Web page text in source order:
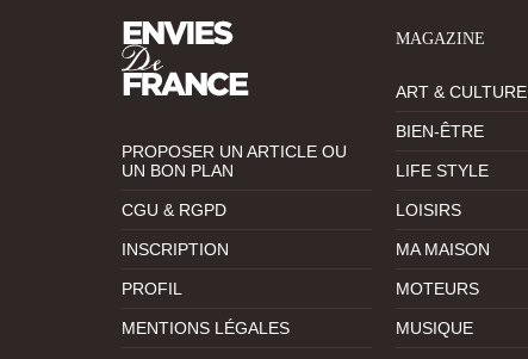
PROPOSER UN ARTICLE OU
UN BON PLAN
CGU & RGPD
INSCRIPTION
PROFIL
MENTIONS LÉGALES
MAGAZINE
ART & CULTURE
BIEN-ÊTRE
LIFE STYLE
LOISIRS
MA MAISON
MOTEURS
MUSIQUE